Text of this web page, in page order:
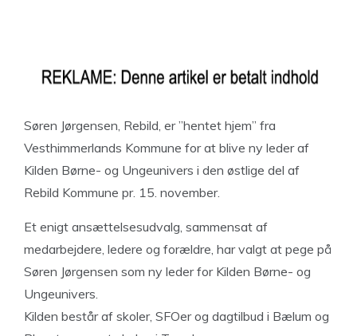
Søren Jørgensen, Rebild, er ”hentet hjem” fra
Vesthimmerlands Kommune for at blive ny leder af
Kilden Børne- og Ungeunivers i den østlige del af
Rebild Kommune pr. 15. november.
Et enigt ansættelsesudvalg, sammensat af
medarbejdere, ledere og forældre, har valgt at pege på
Søren Jørgensen som ny leder for Kilden Børne- og
Ungeunivers.
Kilden består af skoler, SFOer og dagtilbud i Bælum og